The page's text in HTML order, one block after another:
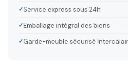
Service express sous 24h
Emballage intégral des biens
Garde-meuble sécurisé